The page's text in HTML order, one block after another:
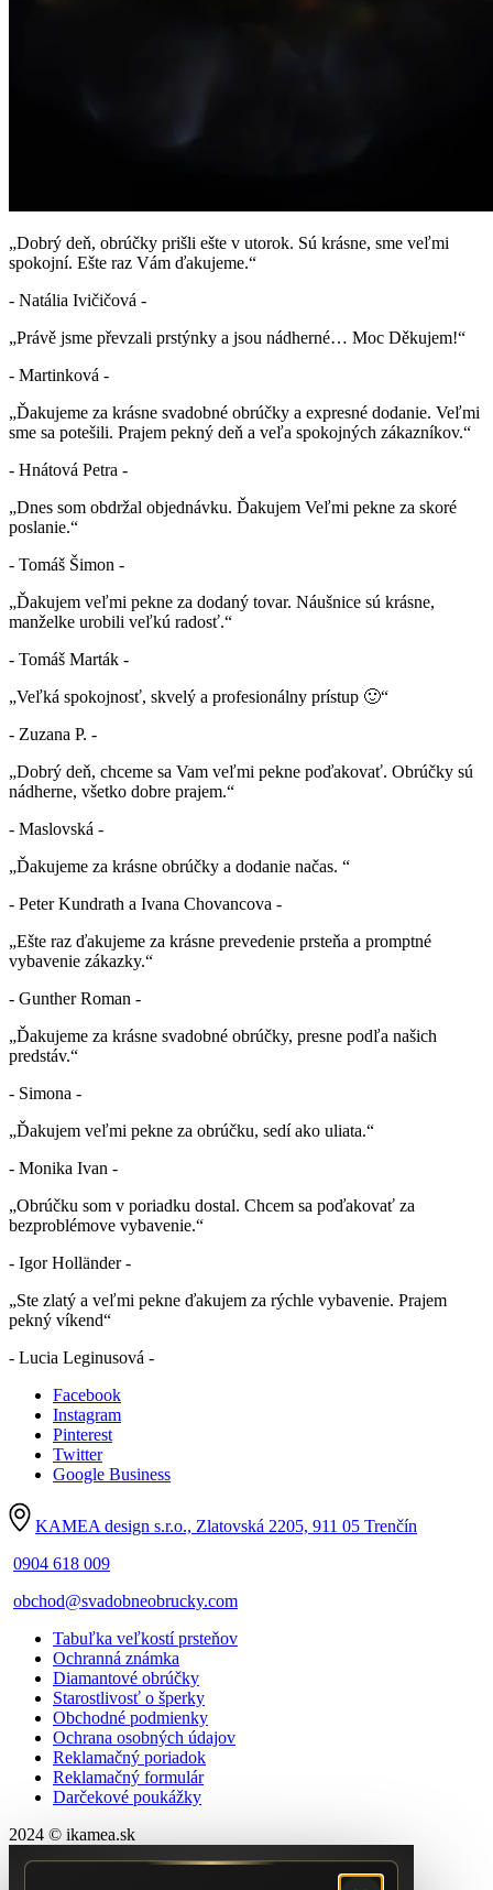
„Dobrý deň, obrúčky prišli ešte v utorok. Sú krásne, sme veľmi
spokojní. Ešte raz Vám ďakujeme.“
- Natália Ivičičová -
„Právě jsme převzali prstýnky a jsou nádherné… Moc Děkujem!“
- Martinková -
„Ďakujeme za krásne svadobné obrúčky a expresné dodanie. Veľmi
sme sa potešili. Prajem pekný deň a veľa spokojných zákazníkov.“
- Hnátová Petra -
„Dnes som obdržal objednávku. Ďakujem Veľmi pekne za skoré
poslanie.“
- Tomáš Šimon -
„Ďakujem veľmi pekne za dodaný tovar. Náušnice sú krásne,
manželke urobili veľkú radosť.“
- Tomáš Marták -
„Veľká spokojnosť, skvelý a profesionálny prístup 🙂“
- Zuzana P. -
„Dobrý deň, chceme sa Vam veľmi pekne poďakovať. Obrúčky sú
nádherne, všetko dobre prajem.“
- Maslovská -
„Ďakujeme za krásne obrúčky a dodanie načas. “
- Peter Kundrath a Ivana Chovancova -
„Ešte raz ďakujeme za krásne prevedenie prsteňa a promptné
vybavenie zákazky.“
- Gunther Roman -
„Ďakujeme za krásne svadobné obrúčky, presne podľa našich
predstáv.“
- Simona -
„Ďakujem veľmi pekne za obrúčku, sedí ako uliata.“
- Monika Ivan -
„Obrúčku som v poriadku dostal. Chcem sa poďakovať za
bezproblémove vybavenie.“
- Igor Holländer -
„Ste zlatý a veľmi pekne ďakujem za rýchle vybavenie. Prajem
pekný víkend“
- Lucia Leginusová -
Facebook
Instagram
Pinterest
Twitter
Google Business
KAMEA design s.r.o., Zlatovská 2205, 911 05 Trenčín
0904 618 009
obchod@svadobneobrucky.com
Tabuľka veľkostí prsteňov
Ochranná známka
Diamantové obrúčky
Starostlivosť o šperky
Obchodné podmienky
Ochrana osobných údajov
Reklamačný poriadok
Reklamačný formulár
Darčekové poukážky
2024 © ikamea.sk